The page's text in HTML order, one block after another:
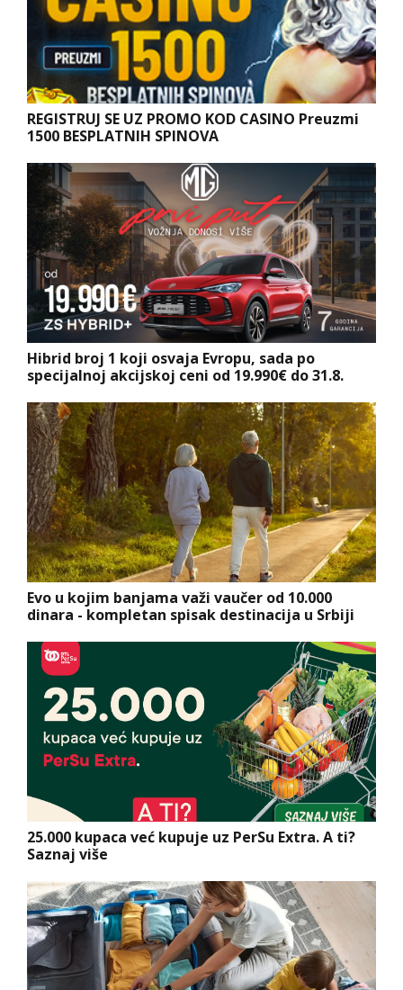
REGISTRUJ SE UZ PROMO KOD CASINO Preuzmi
1500 BESPLATNIH SPINOVA
Hibrid broj 1 koji osvaja Evropu, sada po
specijalnoj akcijskoj ceni od 19.990€ do 31.8.
Evo u kojim banjama važi vaučer od 10.000
dinara - kompletan spisak destinacija u Srbiji
25.000 kupaca već kupuje uz PerSu Extra. A ti?
Saznaj više